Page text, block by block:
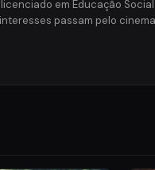
em Educação
passam pelo